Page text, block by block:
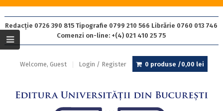
Redacție 0726 390 815 Tipografie 0799 210 566 Librărie 0760 013 746
Comenzi on-line: +(4) 021 410 25 75
Welcome, Guest Login / Register 0 produse /0,00 lei